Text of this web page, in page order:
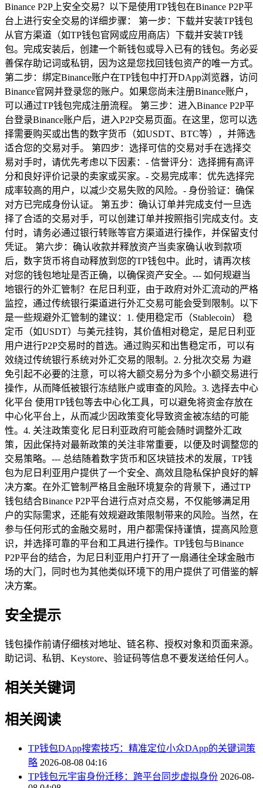
Binance P2P上安全交易？以下是使用TP钱包在Binance P2P平
台上进行安全交易的详细步骤： 第一步：下载并安装TP钱包
从官方渠道（如TP钱包官网或应用商店）下载并安装TP钱
包。完成安装后，创建一个新钱包或导入已有的钱包。务必妥
善保存助记词或私钥，因为这是您找回钱包资产的唯一方式。
第二步：绑定Binance账户在TP钱包中打开DApp浏览器，访问
Binance官网并登录您的账户。如果您尚未注册Binance账户，
可以通过TP钱包完成注册流程。 第三步：进入Binance P2P平
台登录Binance账户后，进入P2P交易页面。在这里，您可以选
择需要购买或出售的数字货币（如USDT、BTC等），并筛选
适合您的交易对手。 第四步：选择可信的交易对手在选择交
易对手时，请优先考虑以下因素：- 信誉评分：选择拥有高评
分和良好评价记录的卖家或买家。- 交易完成率：优先选择完
成率较高的用户，以减少交易失败的风险。- 身份验证：确保
对方已完成身份认证。 第五步：确认订单并完成支付一旦选
择了合适的交易对手，可以创建订单并按照指引完成支付。支
付时，请务必通过银行转账等官方渠道进行操作，并保留支付
凭证。 第六步：确认收款并释放资产当卖家确认收到款项
后，数字货币将自动释放到您的TP钱包中。此时，请再次核
对您的钱包地址是否正确，以确保资产安全。--- 如何规避当
地银行的外汇管制？在尼日利亚，由于政府对外汇流动的严格
监控，通过传统银行渠道进行外汇交易可能会受到限制。以下
是一些规避外汇管制的建议：1. 使用稳定币（Stablecoin） 稳
定币（如USDT）与美元挂钩，其价值相对稳定，是尼日利亚
用户进行P2P交易时的首选。通过购买和出售稳定币，可以有
效绕过传统银行系统对外汇交易的限制。2. 分批次交易 为避
免引起不必要的注意，可以将大额交易分为多个小额交易进行
操作，从而降低被银行冻结账户或审查的风险。3. 选择去中心
化平台 使用TP钱包等去中心化工具，可以避免将资金存放在
中心化平台上，从而减少因政策变化导致资金被冻结的可能
性。4. 关注政策变化 尼日利亚政府可能会随时调整外汇政
策，因此保持对最新政策的关注非常重要，以便及时调整您的
交易策略。--- 总结随着数字货币和区块链技术的发展，TP钱
包为尼日利亚用户提供了一个安全、高效且隐私保护良好的解
决方案。在外汇管制严格且金融环境复杂的背景下，通过TP
钱包结合Binance P2P平台进行点对点交易，不仅能够满足用
户的实际需求，还能有效规避政策限制带来的风险。当然，在
参与任何形式的金融交易时，用户都需保持谨慎，提高风险意
识，并选择可靠的平台和工具进行操作。TP钱包与Binance
P2P平台的结合，为尼日利亚用户打开了一扇通往全球金融市
场的大门，同时也为其他类似环境下的用户提供了可借鉴的解
决方案。
安全提示
钱包操作前请仔细核对地址、链名称、授权对象和页面来源。
助记词、私钥、Keystore、验证码等信息不要发送给任何人。
相关关键词
相关阅读
TP钱包DApp搜索技巧：精准定位小众DApp的关键词策
略 2026-08-08 04:16
TP钱包元宇宙身份迁移：跨平台同步虚拟身份 2026-08-